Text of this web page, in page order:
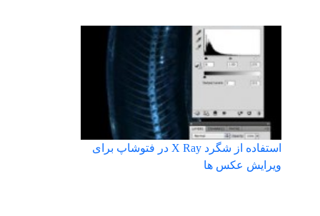
استفاده از شگرد X Ray در فتوشاپ برای
ویرایش عکس ها